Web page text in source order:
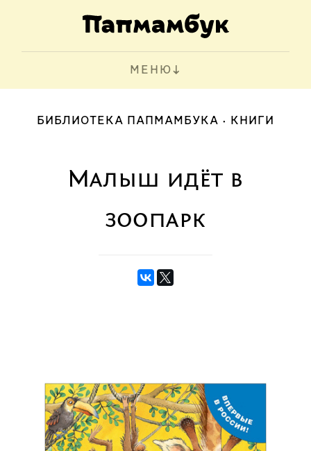
МЕНЮ
БИБЛИОТЕКА ПАПМАМБУКА КНИГИ
Малыш идёт в
зоопарк